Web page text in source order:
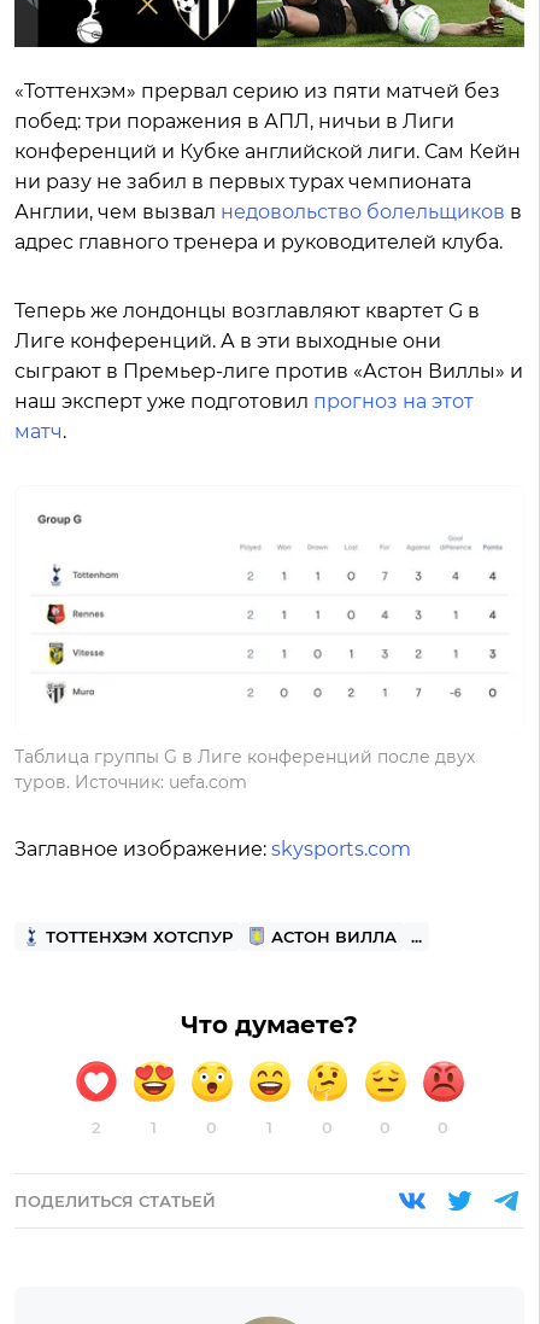
«Тоттенхэм» прервал серию из пяти матчей без
побед: три поражения в АПЛ, ничьи в Лиги
конференций и Кубке английской лиги. Сам Кейн
ни разу не забил в первых турах чемпионата
Англии, чем вызвал недовольство болельщиков в
адрес главного тренера и руководителей клуба.
Теперь же лондонцы возглавляют квартет G в
Лиге конференций. А в эти выходные они
сыграют в Премьер-лиге против «Астон Виллы» и
наш эксперт уже подготовил прогноз на этот
матч.
Таблица группы G в Лиге конференций после двух
туров. Источник: uefa.com
Заглавное изображение: skysports.com
ТОТТЕНХЭМ ХОТСПУР АСТОН ВИЛЛА ...
Что думаете?
2 1 0 1 0 0 0
ПОДЕЛИТЬСЯ СТАТЬЕЙ